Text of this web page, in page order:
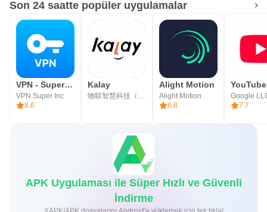
& bull; Öğrenme zaman çizelgesini izleyin.
& bull; Kullanıcıların ulaştığı haftalık en yüksek hızları
gösteren seçkin panel.
& bull; Öğrenirken eğlence ve rekabet için başarı bonus
puanları.
Bu uygulama neden en iyisi?
Takween, eğitim alanında uzmanlaşmış araştırmacılar ile
işbirliği ve bilimsel ortaklık içinde ve bu alandaki bir dizi
seçkin küresel modeli inceledikten ve inceledikten sonra
Son 24 saatte popüler uygulamalar
VPN - Super Unlimited Proxy
VPN Super Inc
8.6
Kalay Alight Motion
Alight Motion
6.8
YouTube
Google
7.7
APK Uygulaması ile Süper Hızlı ve Güvenli
İndirme